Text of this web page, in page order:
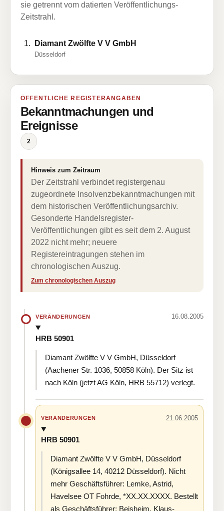
sie getrennt vom datierten Veröffentlichungs-
Zeitstrahl.
Diamant Zwölfte V V GmbH
Düsseldorf
ÖFFENTLICHE REGISTERANGABEN
Bekanntmachungen und
Ereignisse
2
Hinweis zum Zeitraum
Der Zeitstrahl verbindet registergenau
zugeordnete Insolvenzbekanntmachungen mit
dem historischen Veröffentlichungsarchiv.
Gesonderte Handelsregister-
Veröffentlichungen gibt es seit dem 2. August
2022 nicht mehr; neuere
Registereintragungen stehen im
chronologischen Auszug.
Zum chronologischen Auszug
VERÄNDERUNGEN 16.08.2005
HRB 50901
Diamant Zwölfte V V GmbH, Düsseldorf
(Aachener Str. 1036, 50858 Köln). Der Sitz ist
nach Köln (jetzt AG Köln, HRB 55712) verlegt.
VERÄNDERUNGEN 21.06.2005
HRB 50901
Diamant Zwölfte V V GmbH, Düsseldorf
(Königsallee 14, 40212 Düsseldorf). Nicht
mehr Geschäftsführer: Lemke, Astrid,
Havelsee OT Fohrde, *XX.XX.XXXX. Bestellt
als Geschäftsführer: Beisheim, Klaus-